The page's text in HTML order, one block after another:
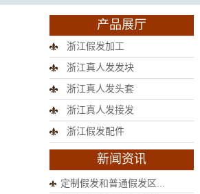
产品展厅
浙江假发加工
浙江真人发发块
浙江真人发头套
浙江真人发接发
浙江假发配件
新闻资讯
定制假发和普通假发区...